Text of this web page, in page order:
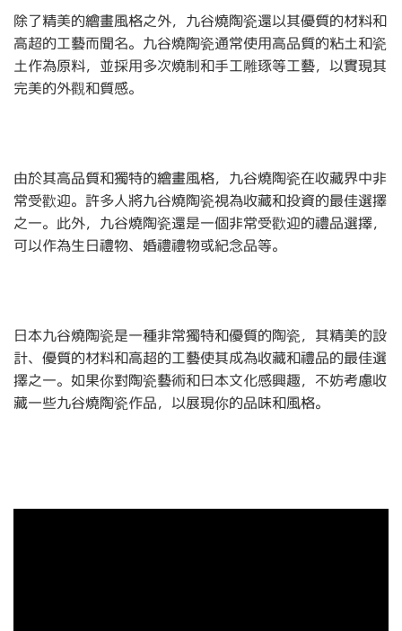
除了精美的繪畫風格之外，九谷燒陶瓷還以其優質的材料和
高超的工藝而聞名。九谷燒陶瓷通常使用高品質的粘土和瓷
土作為原料，並採用多次燒制和手工雕琢等工藝，以實現其
完美的外觀和質感。
由於其高品質和獨特的繪畫風格，九谷燒陶瓷在收藏界中非
常受歡迎。許多人將九谷燒陶瓷視為收藏和投資的最佳選擇
之一。此外，九谷燒陶瓷還是一個非常受歡迎的禮品選擇，
可以作為生日禮物、婚禮禮物或紀念品等。
日本九谷燒陶瓷是一種非常獨特和優質的陶瓷，其精美的設
計、優質的材料和高超的工藝使其成為收藏和禮品的最佳選
擇之一。如果你對陶瓷藝術和日本文化感興趣，不妨考慮收
藏一些九谷燒陶瓷作品，以展現你的品味和風格。